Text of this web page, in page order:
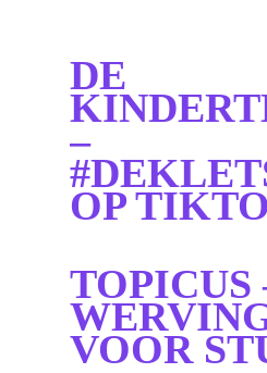
DE
–
OP
TOPICUS
VOOR